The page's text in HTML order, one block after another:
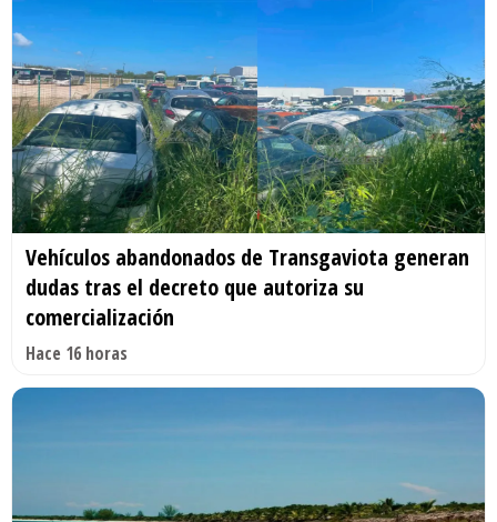
Vehículos abandonados de Transgaviota generan
dudas tras el decreto que autoriza su
comercialización
Hace 16 horas